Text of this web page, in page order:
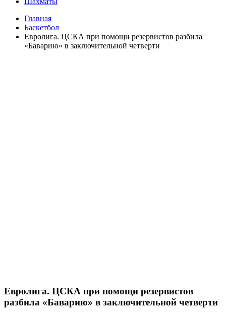
Главная
Баскетбол
Евролига. ЦСКА при помощи резервистов разбила
«Баварию» в заключительной четверти
Евролига. ЦСКА при помощи резервистов
разбила «Баварию» в заключительной четверти